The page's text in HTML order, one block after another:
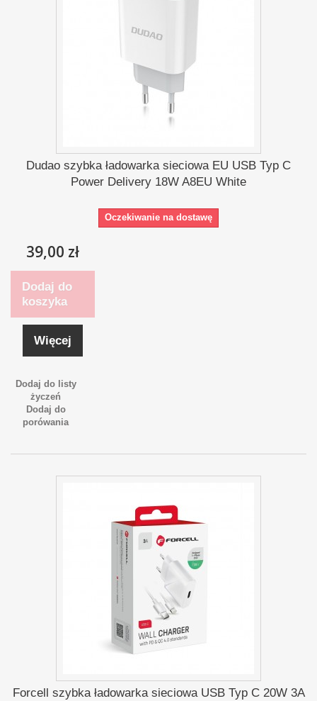
Dudao szybka ładowarka sieciowa EU USB Typ C
Power Delivery 18W A8EU White
Oczekiwanie na dostawę
39,00 zł
Dodaj do
koszyka
Więcej
Dodaj do listy
życzeń
Dodaj do
porówania
Forcell szybka ładowarka sieciowa USB Typ C 20W 3A